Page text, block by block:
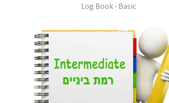
Log Book - Basic